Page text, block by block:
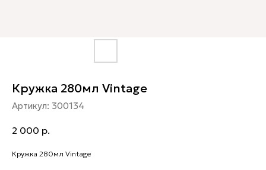
Кружка 280мл Vintage
Артикул: 300134
2 000 р.
Кружка 280мл Vintage